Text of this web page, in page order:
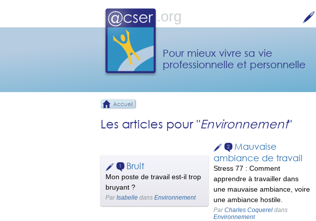
Pour mieux vivre sa vie
professionnelle et personnelle
Accueil
Les articles pour "Environnement"
1 Bruit
Mon poste de travail est-il trop
bruyant ?
ParIsabelle dans Environnement
2
Mauvaise
ambiance de travail
Stress 77 : Comment
apprendre à travailler dans
une mauvaise ambiance, voire
une ambiance hostile.
ParCharles Coquerel dans
Environnement